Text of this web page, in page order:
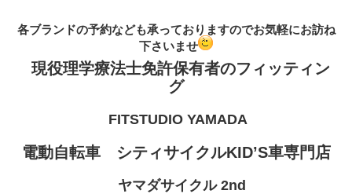
各ブランドの予約なども承っておりますのでお気軽にお訪ね
下さいませ
現役理学療法士免許保有者のフィッティン
グ
FITSTUDIO YAMADA
電動自転車 シティサイクルKID’S車専門店
ヤマダサイクル 2nd